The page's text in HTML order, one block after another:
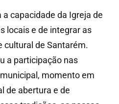
capacidade da Igreja de
locais e de integrar as
cultural de Santarém.
a participação nas
momento em
de abertura e de